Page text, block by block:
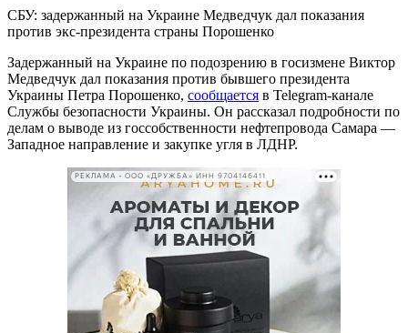
СБУ: задержанный на Украине Медведчук дал показания
против экс-президента страны Порошенко
Задержанный на Украине по подозрению в госизмене Виктор
Медведчук дал показания против бывшего президента
Украины Петра Порошенко, сообщается в Telegram-канале
Службы безопасности Украины. Он рассказал подробности по
делам о выводе из госсобственности нефтепровода Самара —
Западное направление и закупке угля в ЛДНР.
РЕКЛАМА • ООО «ДРУЖБА» ИНН 9704146411